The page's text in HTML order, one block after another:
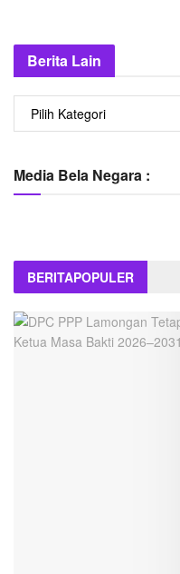
Berita Lain
Berita
Media Bela Negara :
BERITAPOPULER